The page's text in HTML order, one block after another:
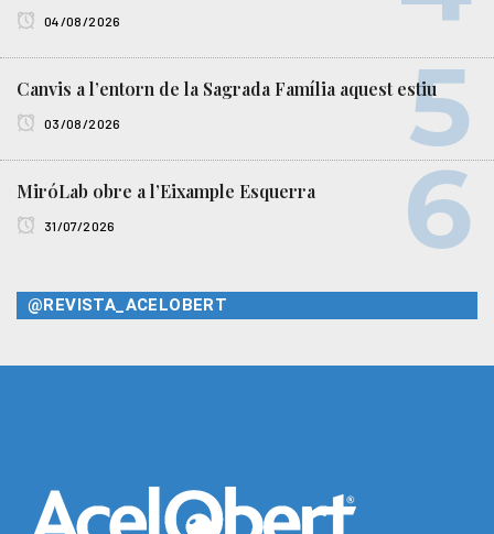
04/08/2026
Canvis a l’entorn de la Sagrada Família aquest estiu
03/08/2026
MiróLab obre a l’Eixample Esquerra
31/07/2026
@REVISTA_ACELOBERT